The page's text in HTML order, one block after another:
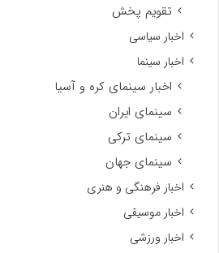
تقویم پخش
اخبار سیاسی
اخبار سینما
اخبار سینمای کره و آسیا
سینمای ایران
سینمای ترکی
سینمای جهان
اخبار فرهنگی و هنری
اخبار موسیقی
اخبار ورزشی